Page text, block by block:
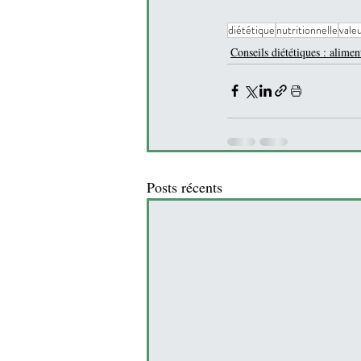
diététique nutritionnelle
Conseils diététiques :
Posts récents